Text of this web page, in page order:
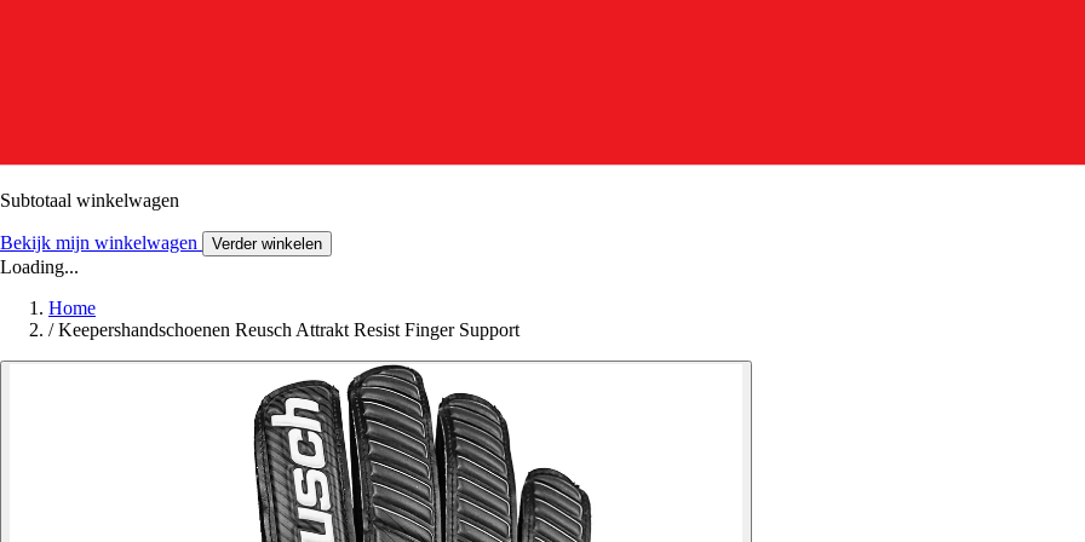
Subtotaal winkelwagen
Bekijk mijn winkelwagen Verder winkelen
Loading...
Home
/ Keepershandschoenen Reusch Attrakt Resist Finger Support